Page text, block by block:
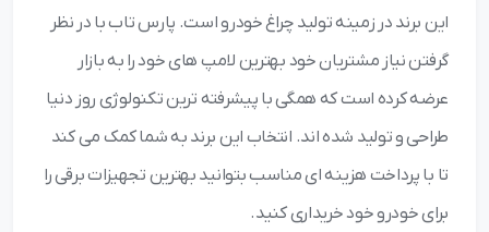
این برند در زمینه تولید چراغ خودرو است. پارس تاب با در نظر
گرفتن نیاز مشتریان خود بهترین لامپ های خود را به بازار
عرضه کرده است که همگی با پیشرفته ترین تکنولوژی روز دنیا
طراحی و تولید شده اند. انتخاب این برند به شما کمک می کند
تا با پرداخت هزینه ای مناسب بتوانید بهترین تجهیزات برقی را
برای خودرو خود خریداری کنید.